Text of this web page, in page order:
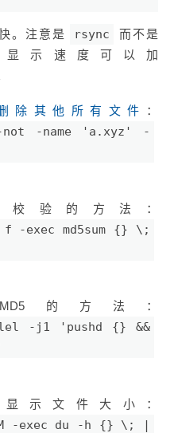
。注意是 rsync 而不是
显示速度可以加
除其他所有文件 ：
-name 'a.xyz' -
校验的方法：
-exec md5sum {} \;
的方法：
-j1 'pushd {} &&
示文件大小：
-exec du -h {} \; |